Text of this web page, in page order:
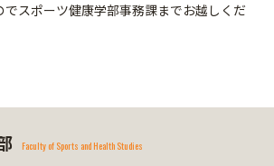
でスポーツ健康学部事務課までお越しくだ
Faculty of Sports and Health Studies